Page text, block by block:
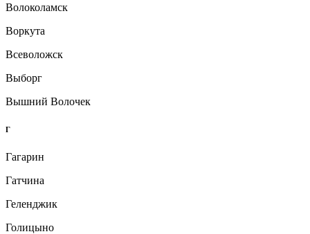
Волоколамск
Воркута
Всеволожск
Выборг
Вышний Волочек
Г
Гагарин
Гатчина
Геленджик
Голицыно